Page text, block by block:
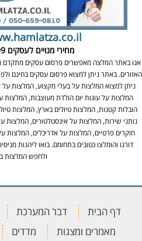
מחירי מנויים לעסקים 0-
אנו באתר המלצה מאפשרים פרסום עסקים מתקדם
האזורים. באתר ניתן למצוא פרסום עסקים בחינם
ניתן למצוא המלצות על בעלי מקצוע, המלצות
המלצות על עוגות יום הולדת מעוצבות, המלצות
הובלות קטנות, המלצות טיולים בארץ, המלצות
נותני שירות, המלצות על אינסטלטורים, המלצות
חוקרים פרטיים, המלצות על אדריכלים, המלצות
דורגו והומלצו כטובים בתחומם. בואו ליהנות
ולחפש המלצות
דף הבית דבר המערכת
מאמרים ומצגות
מדדים